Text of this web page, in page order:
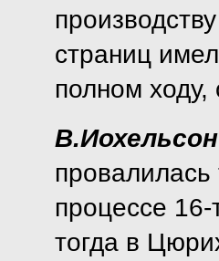
страниц
полном ходу,
провалилась
процессе
тогда в